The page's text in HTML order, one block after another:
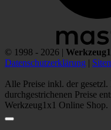
© 1998 - 2026 |
Datenschutzerklärung |
Alle Preise inkl. der
durchgestrichenen Preise
Werkzeug1x1 Online Shop.